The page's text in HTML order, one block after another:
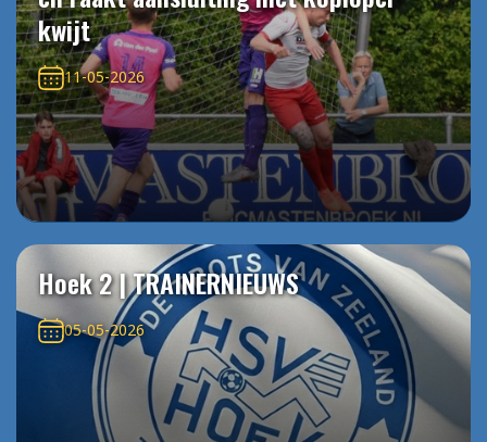
kwijt
11-05-2026
Hoek 2 | TRAINERNIEUWS
05-05-2026